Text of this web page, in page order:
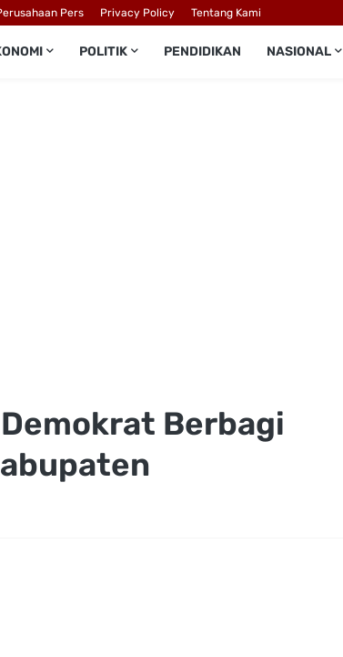
Pers Privacy Policy Tentang Kami
POLITIK PENDIDIKAN NASIONAL
Berbagi